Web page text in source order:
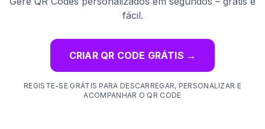
fácil.
CRIAR QR CODE GRÁTIS →
REGISTE-SE GRÁTIS PARA DESCARREGAR, PERSONALIZAR E
ACOMPANHAR O QR CODE